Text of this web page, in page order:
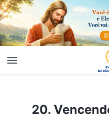
20. Vencendo as mentiras e
20.